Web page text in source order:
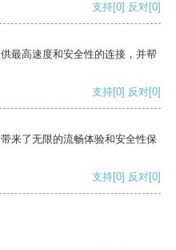
支持[0] 反对[0]
最高速度和安全性的连接，并帮
支持[0] 反对[0]
来了无限的流畅体验和安全性保
支持[0] 反对[0]